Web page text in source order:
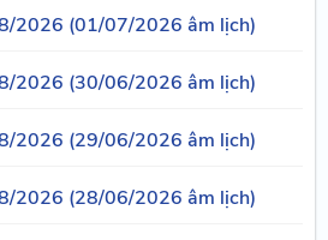
2026 (01/07/2026 âm lịch)
2026 (30/06/2026 âm lịch)
2026 (29/06/2026 âm lịch)
2026 (28/06/2026 âm lịch)